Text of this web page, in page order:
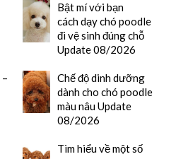
Bật mí với bạn
cách dạy chó poodle
đi vệ sinh đúng chỗ
Update 08/2026
Chế độ dinh dưỡng
dành cho chó poodle
màu nâu Update
08/2026
Tìm hiểu về một số